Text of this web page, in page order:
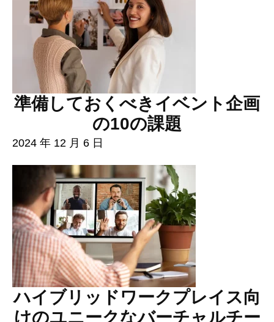
準備しておくべきイベント企画
の10の課題
2024 年 12 月 6 日
ハイブリッドワークプレイス向
けのユニークなバーチャルチー